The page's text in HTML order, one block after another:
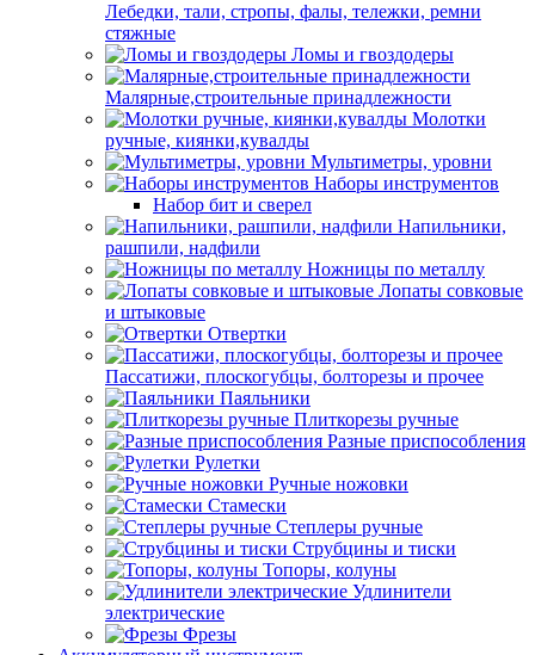
Лебедки, тали, стропы, фалы, тележки, ремни
стяжные
Ломы и гвоздодеры
Малярные,строительные принадлежности
Молотки
ручные, киянки,кувалды
Мультиметры, уровни
Наборы инструментов
Набор бит и сверел
Напильники,
рашпили, надфили
Ножницы по металлу
Лопаты совковые
и штыковые
Отвертки
Пассатижи, плоскогубцы, болторезы и прочее
Паяльники
Плиткорезы ручные
Разные приспособления
Рулетки
Ручные ножовки
Стамески
Степлеры ручные
Струбцины и тиски
Топоры, колуны
Удлинители
электрические
Фрезы